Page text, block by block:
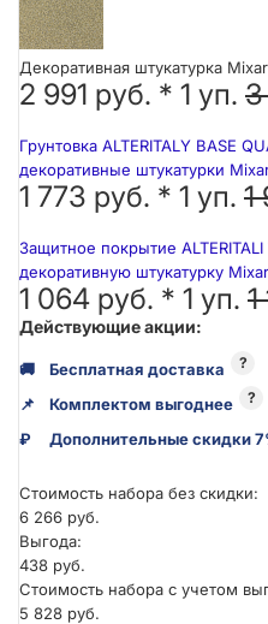
Декоративная штукатурка
2 991 руб. * 1 уп. 3
Грунтовка ALTERITALY BASE
декоративные штукатурки
1 773 руб. * 1 уп. 1
Защитное покрытие
декоративную штукатурку
1 064 руб. * 1 уп.
Действующие акции:
🚚 Бесплатная доставка ?
📌 Комплектом выгоднее ?
₽ Дополнительные скидки
Стоимость набора без скидки:
6 266 руб.
Выгода:
438 руб.
Стоимость набора с учетом
5 828 руб.